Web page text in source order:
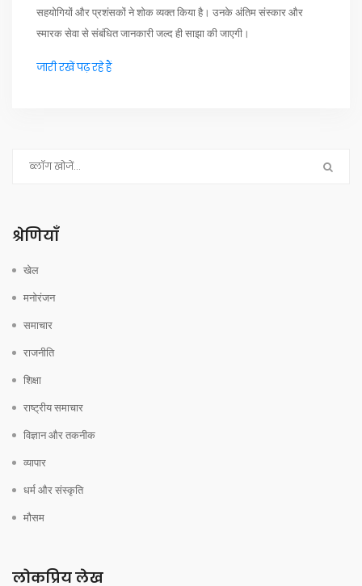
सहयोगियों और प्रशंसकों ने शोक व्यक्त किया है। उनके अंतिम संस्कार और
स्मारक सेवा से संबंधित जानकारी जल्द ही साझा की जाएगी।
जारी रखें पढ़ रहे हैं
श्रेणियाँ
खेल
मनोरंजन
समाचार
राजनीति
शिक्षा
राष्ट्रीय समाचार
विज्ञान और तकनीक
व्यापार
धर्म और संस्कृति
मौसम
लोकप्रिय लेख